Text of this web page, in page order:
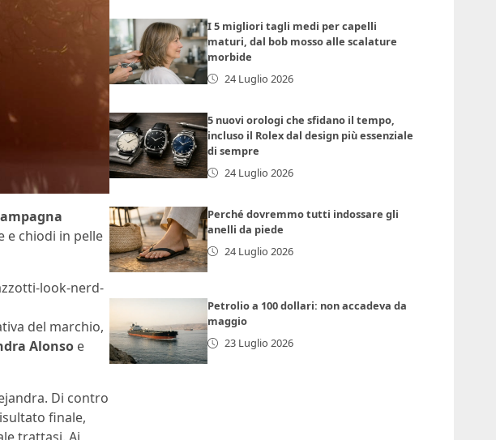
e chiodi in pelle
look-nerd-
del marchio,
Alonso e
Di contro
finale,
trattasi. Ai
I 5 migliori tagli medi per capelli
maturi, dal bob mosso alle scalature
morbide
24 Luglio 2026
5 nuovi orologi che sfidano il tempo,
incluso il Rolex dal design più essenziale
di sempre
24 Luglio 2026
Perché dovremmo tutti indossare gli
anelli da piede
24 Luglio 2026
Petrolio a 100 dollari: non accadeva da
maggio
23 Luglio 2026